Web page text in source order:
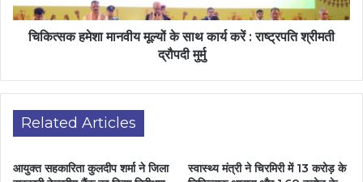
चिकित्सक हमेशा मानवीय मूल्यों के साथ कार्य करें : राष्ट्रपति श्रीमती
द्रौपदी मुर्मु
Related Articles
आयुक्त सहकारिता कुलदीप शर्मा ने जिला
स्वास्थ्य मंत्री ने चिरमिरी में 13 करोड़ के